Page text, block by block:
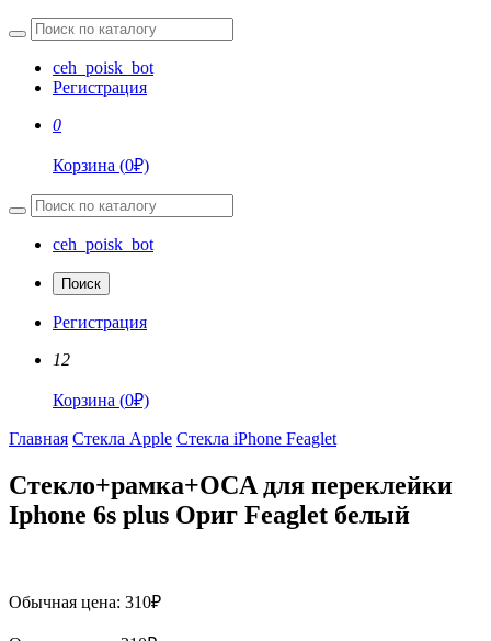
ceh_poisk_bot
Регистрация
0
Корзина (0₽)
ceh_poisk_bot
Поиск
Регистрация
12
Корзина (0₽)
Главная Стекла Apple Стекла iPhone Feaglet
Стекло+рамка+OCA для переклейки
Iphone 6s plus Ориг Feaglet белый
Обычная цена: 310₽